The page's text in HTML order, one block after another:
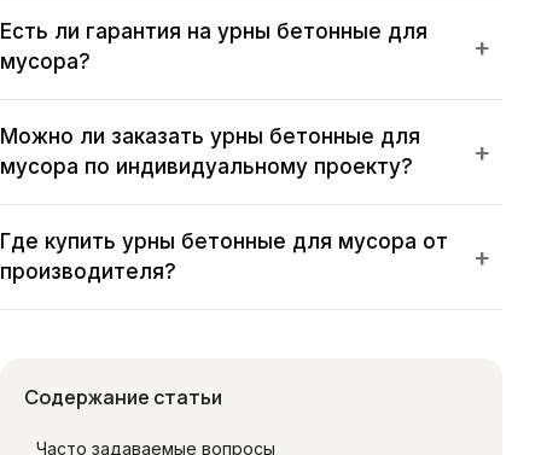
Есть ли гарантия на урны бетонные для
мусора?
+
Можно ли заказать урны бетонные для
мусора по индивидуальному проекту?
+
Где купить урны бетонные для мусора от
производителя?
+
Содержание статьи
Часто задаваемые вопросы